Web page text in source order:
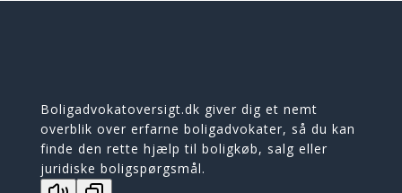
Boligadvokatoversigt.dk giver dig et nemt
overblik over erfarne boligadvokater, så du kan
finde den rette hjælp til boligkøb, salg eller
juridiske boligspørgsmål.